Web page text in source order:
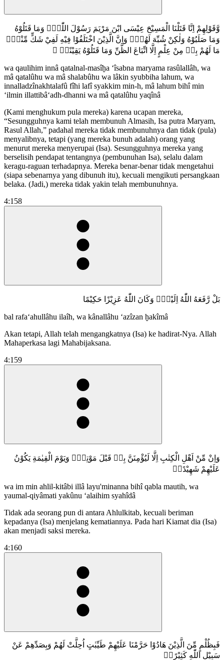
وَّقَوْلِهِمْ اِنَّا قَتَلْنَا الْمَسِيْحَ عِيْسَى ابْنَ مَرْيَمَ رَسُوْلَ اللّٰهِۚ وَمَا قَتَلُوْهُ
وَمَا صَلَبُوْهُ وَلٰكِنْ شُبِّهَ لَهُمْۗ وَاِنَّ الَّذِيْنَ اخْتَلَفُوْا فِيْهِ لَفِيْ شَكٍّ مِّنْهُۗ
مَا لَهُمْ بِهٖ مِنْ عِلْمٍ اِلَّا اتِّبَاعَ الظَّنِّ وَمَا قَتَلُوْهُ يَقِيْنًاۙ ۢ
wa qaulihim innâ qatalnal-masîḫa ‘îsabna maryama rasûlallâh, wa
mâ qatalûhu wa mâ shalabûhu wa lâkin syubbiha lahum, wa
innalladzînakhtalafû fîhi lafî syakkim min-h, mâ lahum bihî min
‘ilmin illattibâ‘adh-dhanni wa mâ qatalûhu yaqînâ
(Kami menghukum pula mereka) karena ucapan mereka,
“Sesungguhnya kami telah membunuh Almasih, Isa putra Maryam,
Rasul Allah,” padahal mereka tidak membunuhnya dan tidak (pula)
menyalibnya, tetapi (yang mereka bunuh adalah) orang yang
menurut mereka menyerupai (Isa). Sesungguhnya mereka yang
berselisih pendapat tentangnya (pembunuhan Isa), selalu dalam
keragu-raguan terhadapnya. Mereka benar-benar tidak mengetahui
(siapa sebenarnya yang dibunuh itu), kecuali mengikuti persangkaan
belaka. (Jadi,) mereka tidak yakin telah membunuhnya.
4:158
بَلْ رَّفَعَهُ اللّٰهُ اِلَيْهِۗ وَكَانَ اللّٰهُ عَزِيْزًا حَكِيْمًا
bal rafa‘ahullâhu ilaîh, wa kânallâhu ‘azîzan ḫakîmâ
Akan tetapi, Allah telah mengangkatnya (Isa) ke hadirat-Nya. Allah
Mahaperkasa lagi Mahabijaksana.
4:159
وَاِنْ مِّنْ اَهْلِ الْكِتٰبِ اِلَّا لَيُؤْمِنَنَّ بِهٖ قَبْلَ مَوْتِهٖۚ وَيَوْمَ الْقِيٰمَةِ يَكُوْنُ
عَلَيْهِمْ شَهِيْدًاۚ
wa im min ahlil-kitâbi illâ layu'minanna bihî qabla mautih, wa
yaumal-qiyâmati yakûnu ‘alaihim syahîdâ
Tidak ada seorang pun di antara Ahlulkitab, kecuali beriman
kepadanya (Isa) menjelang kematiannya. Pada hari Kiamat dia (Isa)
akan menjadi saksi mereka.
4:160
فَبِظُلْمٍ مِّنَ الَّذِيْنَ هَادُوْا حَرَّمْنَا عَلَيْهِمْ طَيِّبٰتٍ اُحِلَّتْ لَهُمْ وَبِصَدِّهِمْ عَنْ
سَبِيْلِ اللّٰهِ كَثِيْرًاۙ